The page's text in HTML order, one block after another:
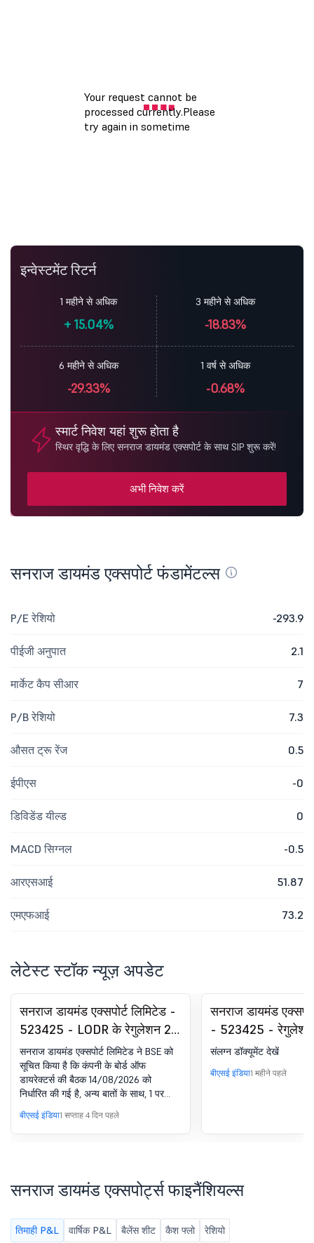
इन्वेस्टमेंट रिटर्न
1 महीने से अधिक
+15.04%
3 महीने से अधिक
-18.83%
6 महीने से अधिक
-29.33%
1 वर्ष से अधिक
-0.68%
स्मार्ट निवेश यहां शुरू होता है
स्थिर वृद्धि के लिए सनराज डायमंड एक्सपोर्ट के साथ SIP शुरू करें!
अभी निवेश करें
सनराज डायमंड एक्सपोर्ट फंडामेंटल्स
P/E रेशियो -293.9
पीईजी अनुपात 2.1
मार्केट कैप सीआर 7
P/B रेशियो 7.3
औसत ट्रू रेंज 0.5
ईपीएस -0
डिविडेंड यील्ड 0
MACD सिग्नल -0.5
आरएसआई 51.87
एमएफआई 73.2
लेटेस्ट स्टॉक न्यूज़ अपडेट
सनराज डायमंड एक्सपोर्ट लिमिटेड -
523425 - LODR के रेगुलेशन 29
के अनुसार बोर्ड ऑफ डायरेक्टर्स की
मीटिंग की सूचना के लिए बोर्ड मीटिंग
की सूचना
सनराज डायमंड एक्सपोर्ट लिमिटेड ने BSE को
सूचित किया है कि कंपनी के बोर्ड ऑफ
डायरेक्टर्स की बैठक 14/08/2026 को
निर्धारित की गई है, अन्य बातों के साथ, 1 पर
विचार करने और मंजूरी देने के लिए. 30 जून,
2026 को समाप्त तिमाही के लिए अनऑडिटेड
स्टैंडअलोन और कंसोलिडेटेड फाइनेंशियल
बीएसई इंडिया1 सप्ताह 4 दिन पहले
सनराज डायमंड
- 523425 -
कम्प्लायंस-सर्टिफिकेट.
विनियम, 2018 का
संलग्न डॉक्यूमेंट देखें
बीएसई इंडिया1 महीने पहले
सनराज डायमंड एक्सपोर्ट्स फाइनैंशियल्स
तिमाही P&L वार्षिक P&L बैलेंस शीट कैश फ्लो रेशियो